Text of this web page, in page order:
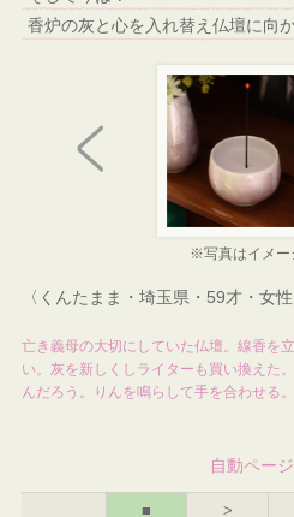
香炉の灰と心を入れ替え仏壇に向か
※写真はイメー
〈くんたまま・埼玉県・59才・女
亡き義母の大切にしていた仏壇。線香を
い。灰を新しくしライターも買い換えた
んだろう。りんを鳴らして手を合わせる
自動ペー
■
>